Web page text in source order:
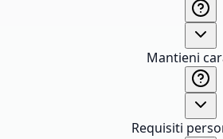
Mantieni
Requisiti